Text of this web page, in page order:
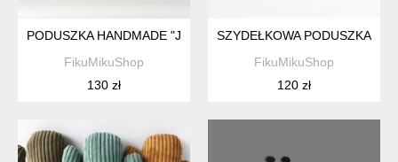
PODUSZKA HANDMADE "JAJKO SADZONE" – KOLOROWA
FikuMikuShop
130 zł
SZYDEŁKOWA PODUSZKA
FikuMikuShop
120 zł